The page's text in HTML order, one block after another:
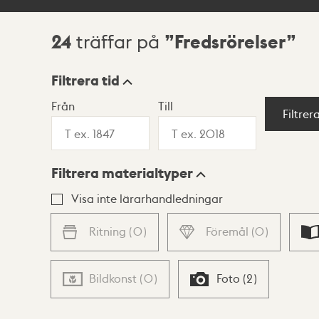
Sökresultat
24 träffar på Fredsrörelser
Visningsläge
Lista Karta
Filtrera tid
Från Till
Filtrera materialtyper
Visa inte lärarhandledningar
Ritning (0) Föremål (0)
Bildkonst (0) Foto (2)